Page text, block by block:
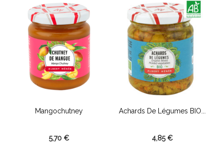
Mangochutney
5,70 €
Achards De Légumes BIO...
4,85 €